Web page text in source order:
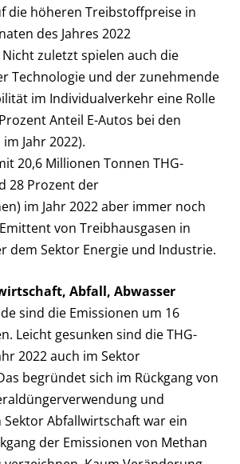
die höheren Treibstoffpreise in
des Jahres 2022
zuletzt spielen auch die
Technologie und der zunehmende
im Individualverkehr eine Rolle
Anteil E-Autos bei den
Jahr 2022).
20,6 Millionen Tonnen THG-
28 Prozent der
im Jahr 2022 aber immer noch
von Treibhausgasen in
dem Sektor Energie und Industrie.
Abfall, Abwasser
sind die Emissionen um 16
Leicht gesunken sind die THG-
2022 auch im Sektor
begründet sich im Rückgang von
und
Sektor Abfallwirtschaft war ein
der Emissionen von Methan